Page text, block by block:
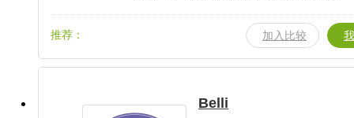
推荐： 加入比较
Belli